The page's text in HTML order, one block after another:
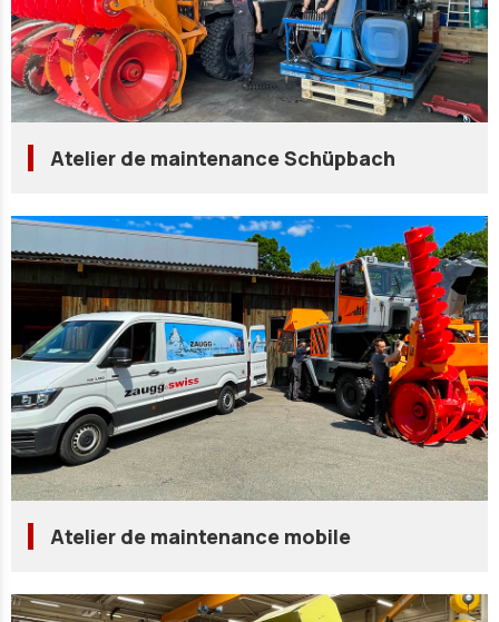
Atelier de maintenance Schüpbach
Atelier de maintenance mobile